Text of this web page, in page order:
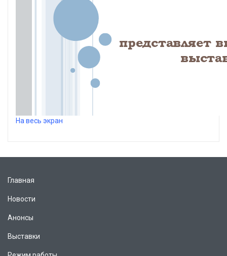
На весь экран
Главная
Новости
Анонсы
Выставки